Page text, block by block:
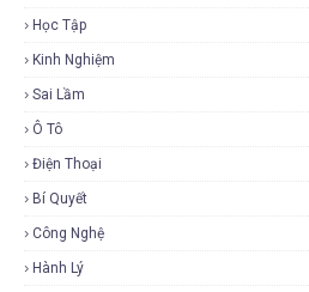
Học Tập
Kinh Nghiệm
Sai Lầm
Ô Tô
Điện Thoại
Bí Quyết
Công Nghệ
Hành Lý